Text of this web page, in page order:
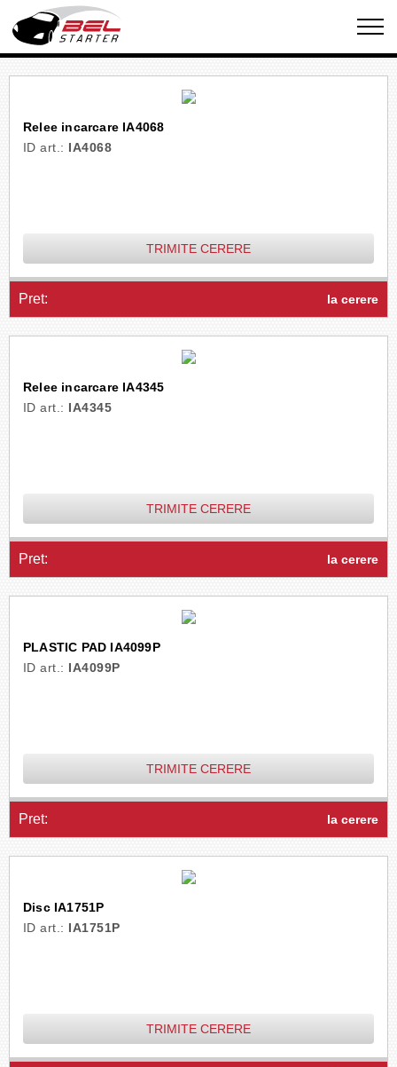
Relee incarcare IA4068
ID art.: IA4068
TRIMITE CERERE
Pret: la cerere
Relee incarcare IA4345
ID art.: IA4345
TRIMITE CERERE
Pret: la cerere
PLASTIC PAD IA4099P
ID art.: IA4099P
TRIMITE CERERE
Pret: la cerere
Disc IA1751P
ID art.: IA1751P
TRIMITE CERERE